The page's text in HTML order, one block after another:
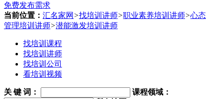
免费发布需求
当前位置： 汇名家网 >找培训讲师>职业素养培训讲师>心态
管理培训讲师>潜能激发培训讲师
找培训课程
找培训讲师
找培训公司
看培训视频
关 键 词 ：
课程领域：